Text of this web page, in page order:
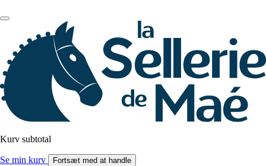
Kurv subtotal
Se min kurv Fortsæt med at handle